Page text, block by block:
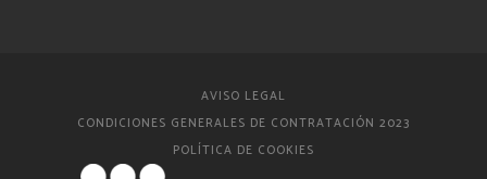
AVISO LEGAL
CONDICIONES GENERALES DE CONTRATACIÓN 2023
POLÍTICA DE COOKIES